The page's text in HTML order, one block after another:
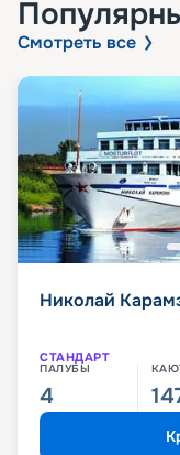
Смотреть все
Николай
СТАНДАРТ
ПАЛУБЫ
4